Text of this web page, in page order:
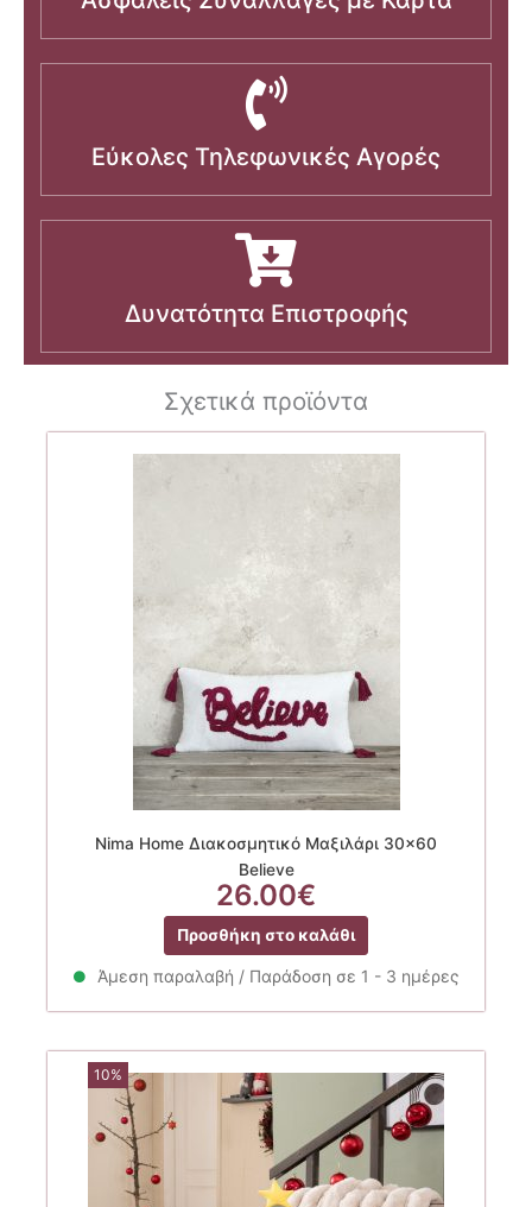
Εύκολες Τηλεφωνικές Αγορές
Δυνατότητα Επιστροφής
Σχετικά προϊόντα
Nima Home Διακοσμητικό Μαξιλάρι 30×60
Believe
26.00€
Προσθήκη στο καλάθι
Άμεση παραλαβή / Παράδοση σε 1 - 3 ημέρες
10%